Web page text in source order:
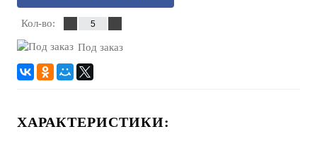
Кол-во:
Под заказ
ХАРАКТЕРИСТИКИ: